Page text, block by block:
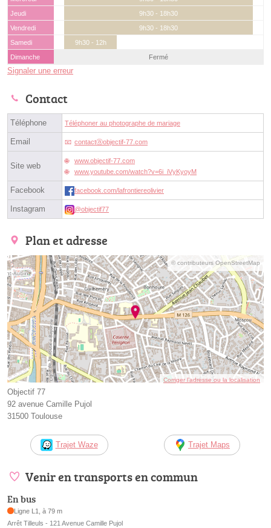
Jeudi
9h30 - 18h30
Vendredi
9h30 - 18h30
Samedi
9h30 - 12h
Dimanche
Fermé
Signaler une erreur
Contact
Téléphone Téléphoner au photographe de mariage
Email contactⓐobjectif-77.com
Site web
www.objectif-77.com
www.youtube.com/watch?v=6i_iVyKyoyM
Facebook facebook.com/lafrontiereolivier
Instagram @objectif77
Plan et adresse
© contributeurs OpenStreetMap
Corriger l’adresse ou la localisation
Objectif 77
92 avenue Camille Pujol
31500 Toulouse
Trajet Waze Trajet Maps
Venir en transports en commun
En bus
Ligne L1, à 79 m
Arrêt Tilleuls - 121 Avenue Camille Pujol